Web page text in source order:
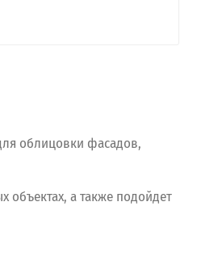
облицовки фасадов,
а также подойдет